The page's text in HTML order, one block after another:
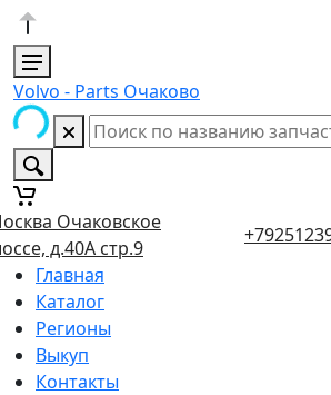
Volvo - Parts Очаково
Очаковское
д.40А стр.9
Главная
Каталог
Регионы
Выкуп
Контакты